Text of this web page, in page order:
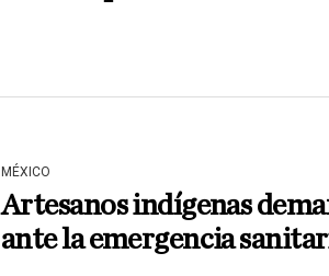
MÉXICO
Artesanos indígenas
ante la emergencia